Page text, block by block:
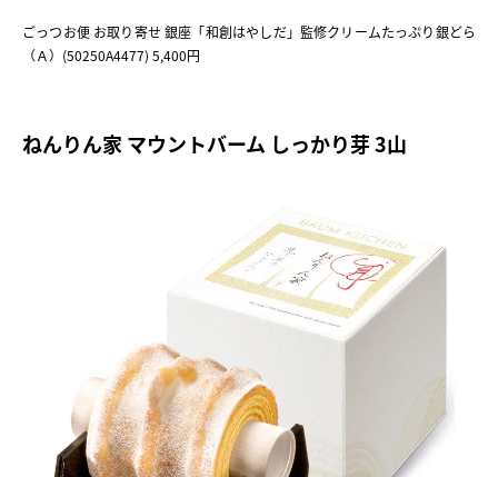
ごっつお便 お取り寄せ 銀座「和創はやしだ」監修クリームたっぷり銀どら
（Ａ）(50250A4477) 5,400円
ねんりん家 マウントバーム しっかり芽 3山